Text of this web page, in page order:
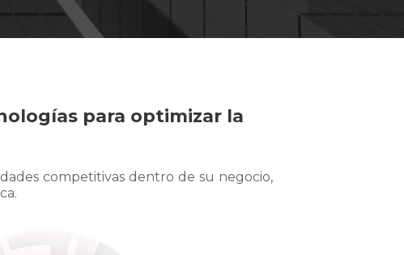
para optimizar la
competitivas dentro de su negocio,